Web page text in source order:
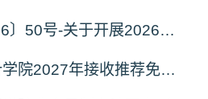
11湖理工教〔2026〕50号-关于开展2026年辅修专业与微专业招生工作的通知
上海财经大学会计学院2027年接收推荐免试研究生（含直博生）预报名的通知